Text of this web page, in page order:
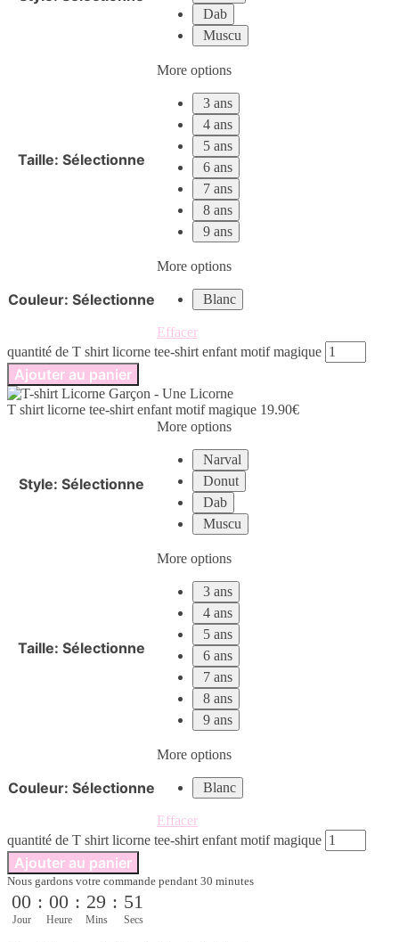
Dab
Muscu
Taille: Sélectionne
More options
3 ans
4 ans
5 ans
6 ans
7 ans
8 ans
9 ans
Couleur: Sélectionne
More options
Blanc
Effacer
quantité de T shirt licorne tee-shirt enfant motif magique
Ajouter au panier
T shirt licorne tee-shirt enfant motif magique 19.90€
Style: Sélectionne
More options
Narval
Donut
Dab
Muscu
Taille: Sélectionne
More options
3 ans
4 ans
5 ans
6 ans
7 ans
8 ans
9 ans
Couleur: Sélectionne
More options
Blanc
Effacer
quantité de T shirt licorne tee-shirt enfant motif magique
Ajouter au panier
Nous gardons votre commande pendant 30 minutes
00
Jour
: 00
Heure
: 29
Mins
: 50
Secs